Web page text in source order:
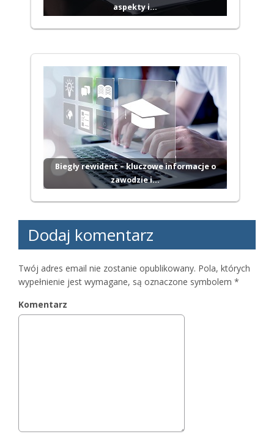
aspekty i…
Biegły rewident – kluczowe informacje o
zawodzie i…
Dodaj komentarz
Twój adres email nie zostanie opublikowany. Pola, których
wypełnienie jest wymagane, są oznaczone symbolem *
Komentarz